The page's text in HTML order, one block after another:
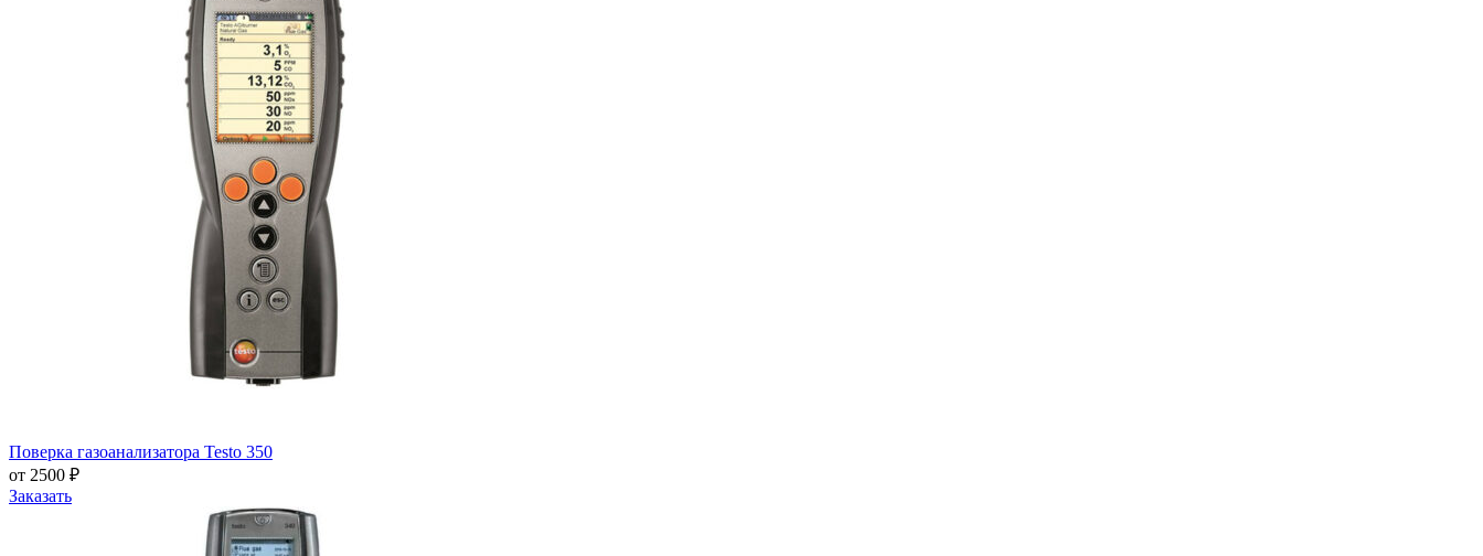
Поверка газоанализатора Testo 350
от 2500 ₽
Заказать